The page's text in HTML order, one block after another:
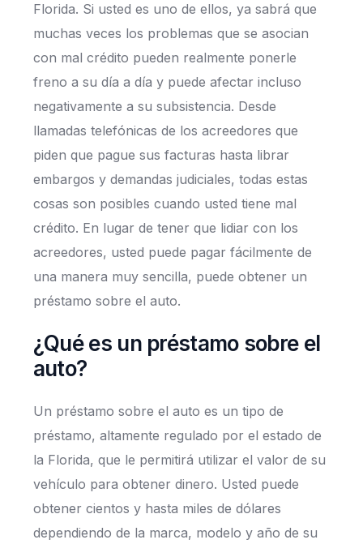
Florida. Si usted es uno de ellos, ya sabrá que
muchas veces los problemas que se asocian
con mal crédito pueden realmente ponerle
freno a su día a día y puede afectar incluso
negativamente a su subsistencia. Desde
llamadas telefónicas de los acreedores que
piden que pague sus facturas hasta librar
embargos y demandas judiciales, todas estas
cosas son posibles cuando usted tiene mal
crédito. En lugar de tener que lidiar con los
acreedores, usted puede pagar fácilmente de
una manera muy sencilla, puede obtener un
préstamo sobre el auto.
¿Qué es un préstamo sobre el
auto?
Un préstamo sobre el auto es un tipo de
préstamo, altamente regulado por el estado de
la Florida, que le permitirá utilizar el valor de su
vehículo para obtener dinero. Usted puede
obtener cientos y hasta miles de dólares
dependiendo de la marca, modelo y año de su